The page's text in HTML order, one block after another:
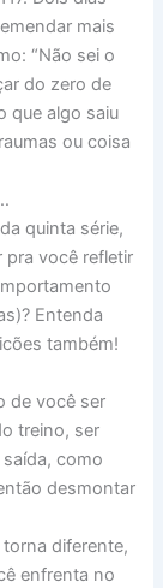
mais
“Não sei o
do zero de
que algo saiu
ou coisa
quinta série,
pra você refletir
Entenda
também!
de você ser
treino, ser
como
desmontar
diferente,
enfrenta no